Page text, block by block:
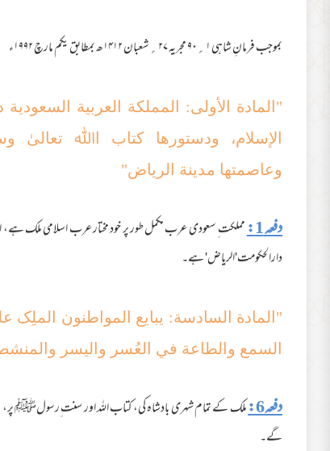
بموجب فرمانِ شاہی ۱؍۹۰ مجریہ ۲۷؍شعبان ۱۴۱۲ھ بمطابق یکم مارچ ۱۹۹۲ء
"المادة الأولی: المملکة العربیة
الإسلام، ودستورھا کتاب اﷲ تعالیٰ
وعاصمتھا مدینة الریاض"
دفعہ 1:
مملکت ِ سعودی عرب مکمل طور پر خود مختار عرب اسلامی ملک
دارالحکومت'الریاض' ہے۔
"المادة السادسة: یبایع المواطنون
السمع والطاعة في العُسر والیسر
دفعہ6:
ملک کے تمام شہری بادشاہ کی، کتاب اللہ اور سنت ِرسولﷺ پر،
گے۔